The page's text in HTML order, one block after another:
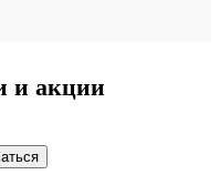
и акции